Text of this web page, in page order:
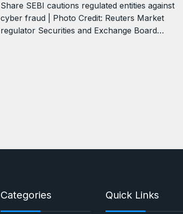
Share SEBI cautions regulated entities against
cyber fraud | Photo Credit: Reuters Market
regulator Securities and Exchange Board…
Categories Quick Links